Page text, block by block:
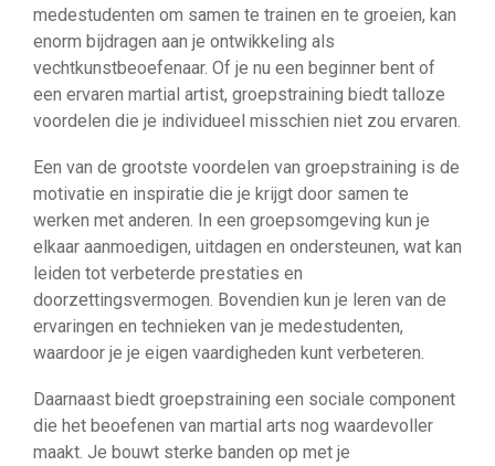
medestudenten om samen te trainen en te groeien, kan
enorm bijdragen aan je ontwikkeling als
vechtkunstbeoefenaar. Of je nu een beginner bent of
een ervaren martial artist, groepstraining biedt talloze
voordelen die je individueel misschien niet zou ervaren.
Een van de grootste voordelen van groepstraining is de
motivatie en inspiratie die je krijgt door samen te
werken met anderen. In een groepsomgeving kun je
elkaar aanmoedigen, uitdagen en ondersteunen, wat kan
leiden tot verbeterde prestaties en
doorzettingsvermogen. Bovendien kun je leren van de
ervaringen en technieken van je medestudenten,
waardoor je je eigen vaardigheden kunt verbeteren.
Daarnaast biedt groepstraining een sociale component
die het beoefenen van martial arts nog waardevoller
maakt. Je bouwt sterke banden op met je